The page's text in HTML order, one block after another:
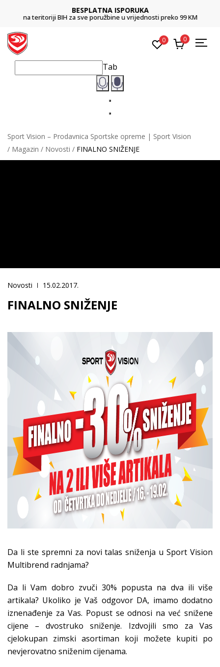
BESPLATNA ISPORUKA
na teritoriji BIH za sve poružbine u vrijednosti preko 99 KM
0 0
Tab
Sport Vision – Prodavnica Sportske opreme | Sport Vision
Magazin
Novosti FINALNO SNIŽENJE
Novosti 15.02.2017.
FINALNO SNIŽENJE
Da li ste spremni za novi talas sniženja u Sport Vision
Multibrend radnjama?
Da li Vam dobro zvuči 30% popusta na dva ili više
artikala? Ukoliko je Vaš odgovor DA, imamo dodatno
iznenađenje za Vas. Popust se odnosi na već snižene
cijene – dvostruko sniženje. Izdvojili smo za Vas
cjelokupan zimski asortiman koji možete kupiti po
nevjerovatno sniženim cijenama.